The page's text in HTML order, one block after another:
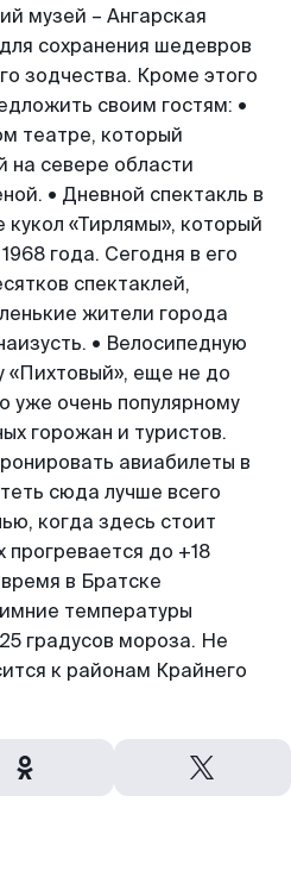
музей – Ангарская
сохранения шедевров
зодчества. Кроме этого
своим гостям: •
театре, который
на севере области
• Дневной спектакль в
«Тирлямы», который
года. Сегодня в его
спектаклей,
жители города
• Велосипедную
«Пихтовый», еще не до
уже очень популярному
горожан и туристов.
авиабилеты в
сюда лучше всего
когда здесь стоит
прогревается до +18
в Братске
температуры
градусов мороза. Не
к районам Крайнего